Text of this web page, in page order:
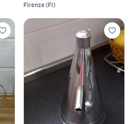
Firenze(FI)